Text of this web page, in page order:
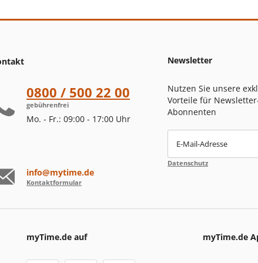
0800 / 500 22 00
gebührenfrei
Mo. - Fr.: 09:00 - 17:00 Uhr
info@mytime.de
Kontaktformular
Newsletter
Nutzen Sie unsere
Vorteile für
Abonnenten
E-Mail-Adresse
Datenschutz
myTime.de auf myTime.de